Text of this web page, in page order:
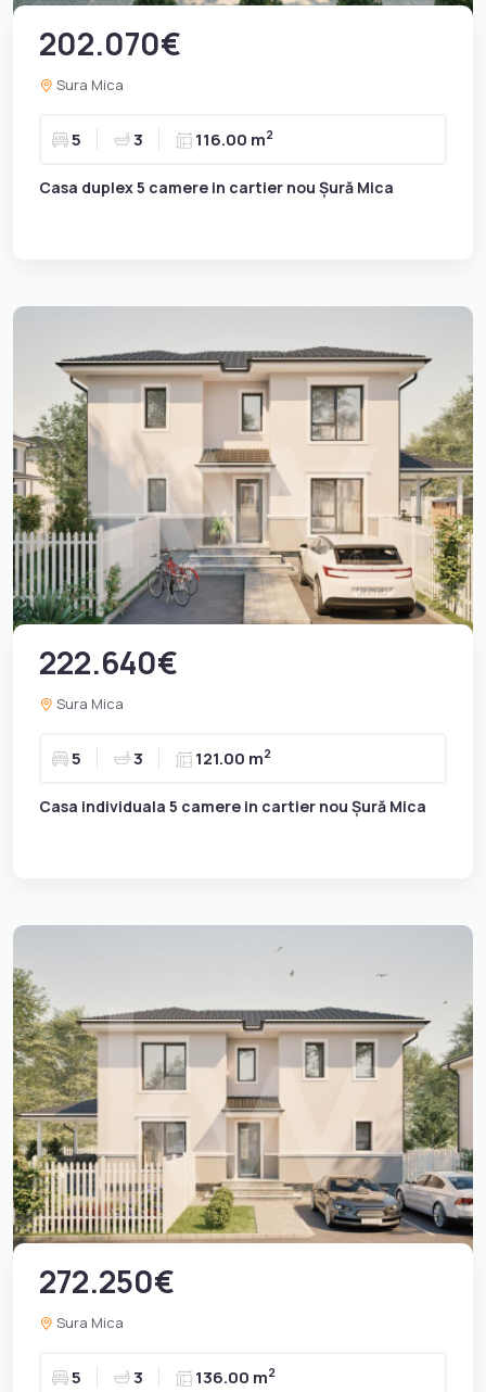
202.070€
Sura Mica
5 3 116.00 m2
Casa duplex 5 camere in cartier nou Șură Mica
222.640€
Sura Mica
5 3 121.00 m2
Casa individuala 5 camere in cartier nou Șură Mica
272.250€
Sura Mica
5 3 136.00 m2